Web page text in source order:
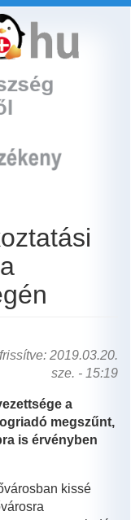
2019.03.20.
sze. - 15:19
a
megszűnt,
is érvényben
kissé